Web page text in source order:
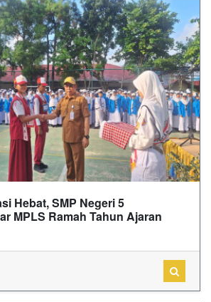
Hebat, SMP Negeri 5
MPLS Ramah Tahun Ajaran